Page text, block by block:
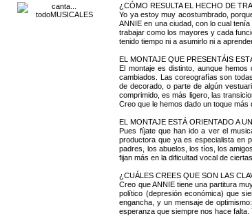
¿CÓMO RESULTA EL HECHO DE
Yo ya estoy muy acostumbrado,
ANNIE en una ciudad, con lo cual
trabajar como los mayores y cada
tenido tiempo ni a asumirlo ni a
EL MONTAJE QUE PRESENTÁIS
El montaje es distinto, aunque
cambiados. Las coreografías son
de decorado, o parte de algún
comprimido, es más ligero, las
Creo que le hemos dado un toque
EL MONTAJE ESTÁ ORIENTADO A
Pues fíjate que han ido a ver el
productora que ya es especialista en
padres, los abuelos, los tíos, los
fijan más en la dificultad vocal de
¿CUÁLES CREES QUE SON LAS
Creo que ANNIE tiene una partitura
político (depresión económica) que
engancha, y un mensaje de
esperanza que siempre nos hace